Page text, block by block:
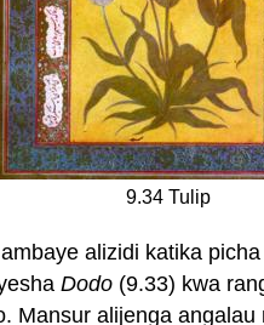
9.34 Tulip
alizidi katika
Dodo (9.33) kwa
alijenga